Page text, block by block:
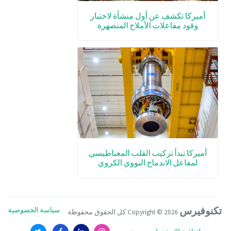
أميركا تكشف عن أول منشأة لاختبار
وقود مفاعلات الأملاح المنصهرة
أميركا تبدأ تركيب القلب المغناطيسي
لمفاعل الاندماج النووي الكروي
تكنوفيرس 2026 كل الحقوق محفوظة سياسة الخصوصية